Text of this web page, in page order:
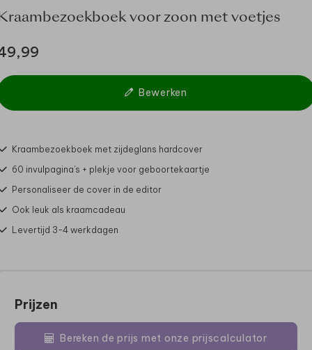
voor zoon met voetjes
Bewerken
Kraambezoekboek met zijdeglans hardcover
60 invulpagina's + plekje voor geboortekaartje
Personaliseer de cover in de editor
Ook leuk als kraamcadeau
Levertijd 3-4 werkdagen
Prijzen
Bereken de prijs met onze prijscalculator